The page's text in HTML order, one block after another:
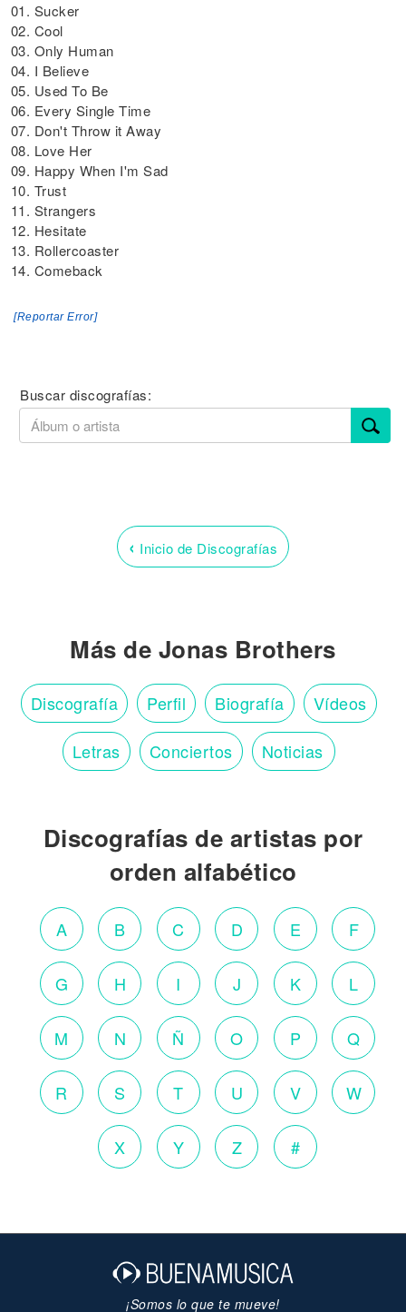
01. Sucker
02. Cool
03. Only Human
04. I Believe
05. Used To Be
06. Every Single Time
07. Don't Throw it Away
08. Love Her
09. Happy When I'm Sad
10. Trust
11. Strangers
12. Hesitate
13. Rollercoaster
14. Comeback
[Reportar Error]
Buscar discografías:
‹ Inicio de Discografías
Más de Jonas Brothers
Discografía Perfil Biografía Vídeos
Letras Conciertos Noticias
Discografías de artistas por
orden alfabético
A B C D E F
G H I J K L
M N Ñ O P Q
R S T U V W
X Y Z #
¡Somos lo que te mueve!